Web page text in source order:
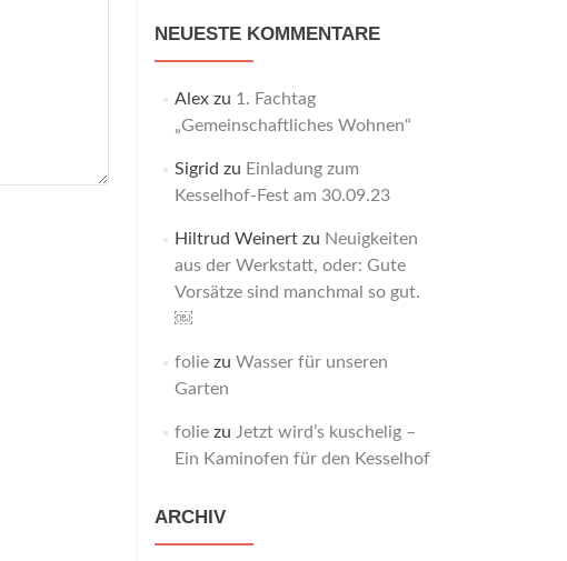
NEUESTE KOMMENTARE
Alexzu 1. Fachtag
„Gemeinschaftliches Wohnen“
Sigrid zu Einladung zum
Kesselhof-Fest am 30.09.23
Hiltrud Weinertzu Neuigkeiten
aus der Werkstatt, oder: Gute
Vorsätze sind manchmal so gut.
￼
foliezu Wasser für unseren
Garten
foliezu Jetzt wird’s kuschelig –
Ein Kaminofen für den Kesselhof
ARCHIV